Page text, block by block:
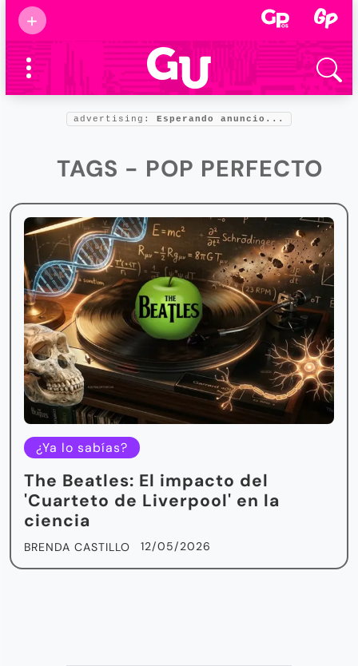
+
Supermamás
2025
Marcas de
confianza
Foro salud
advertising: Esperando anuncio...
TAGS - POP PERFECTO
¿Ya lo sabías?
The Beatles: El impacto del
'Cuarteto de Liverpool' en la
ciencia
BRENDA CASTILLO 12/05/2026